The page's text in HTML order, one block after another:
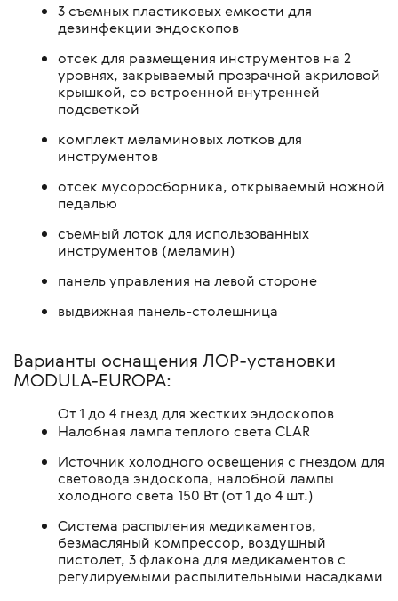
3 съемных пластиковых емкости для
дезинфекции эндоскопов
отсек для размещения инструментов на 2
уровнях, закрываемый прозрачной акриловой
крышкой, со встроенной внутренней
подсветкой
комплект меламиновых лотков для
инструментов
отсек мусоросборника, открываемый ножной
педалью
съемный лоток для использованных
инструментов (меламин)
панель управления на левой стороне
выдвижная панель-столешница
Варианты оснащения ЛОР-установки
MODULA-EUROPA:
От 1 до 4 гнезд для жестких эндоскопов
Налобная лампа теплого света CLAR
Источник холодного освещения с гнездом для
световода эндоскопа, налобной лампы
холодного света 150 Вт (от 1 до 4 шт.)
Система распыления медикаментов,
безмасляный компрессор, воздушный
пистолет, 3 флакона для медикаментов с
регулируемыми распылительными насадками